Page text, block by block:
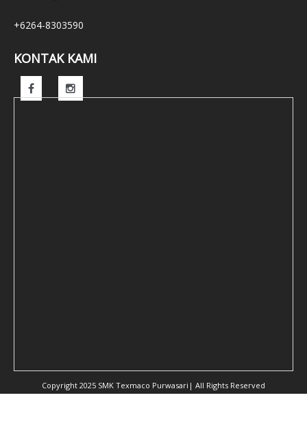
+6264-8303590
KONTAK KAMI
Copyright 2025 SMK Texmaco Purwasari| All Rights Reserved